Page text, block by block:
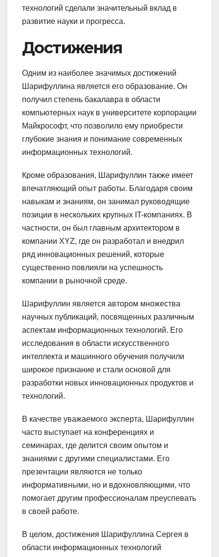
технологий сделали значительный вклад в
развитие науки и прогресса.
Достижения
Одним из наиболее значимых достижений
Шарифуллина является его образование. Он
получил степень бакалавра в области
компьютерных наук в университете корпорации
Майкрософт, что позволило ему приобрести
глубокие знания и понимание современных
информационных технологий.
Кроме образования, Шарифуллин также имеет
впечатляющий опыт работы. Благодаря своим
навыкам и знаниям, он занимал руководящие
позиции в нескольких крупных IT-компаниях. В
частности, он был главным архитектором в
компании XYZ, где он разработал и внедрил
ряд инновационных решений, которые
существенно повлияли на успешность
компании в рыночной среде.
Шарифуллин является автором множества
научных публикаций, посвященных различным
аспектам информационных технологий. Его
исследования в области искусственного
интеллекта и машинного обучения получили
широкое признание и стали основой для
разработки новых инновационных продуктов и
технологий.
В качестве уважаемого эксперта, Шарифуллин
часто выступает на конференциях и
семинарах, где делится своим опытом и
знаниями с другими специалистами. Его
презентации являются не только
информативными, но и вдохновляющими, что
помогает другим профессионалам преуспевать
в своей работе.
В целом, достижения Шарифуллина Сергея в
области информационных технологий